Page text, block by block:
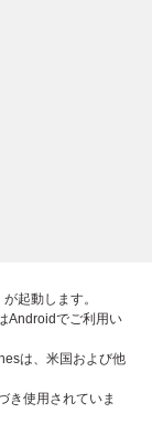
起動します。
Androidでご利用い
は、米国および他
き使用されていま